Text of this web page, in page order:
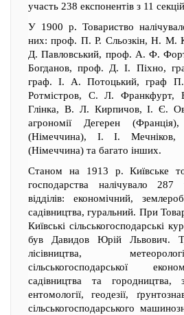
участь 238 експонентів з 11
У 1900 р. Товариство
них: проф. П. Р. Сльозкін, Н. М.
Д. Павловський, проф. А. Ф.
Богданов, проф. Д. І. Піхно,
граф. І. А. Потоцький, граф
Ротмістров, С. Л.
Глінка, В. Л. Кирпичов, І. Є.
агрономії Дегерен
(Німеччина), І. І.
(Німеччина) та багато інших.
Станом на 1913 р. Київське
господарства налічувало
відділів: економічний,
садівництва, гуральний. При
Київські сільськогосподарські
був Давидов Юрій Львович.
лісівництва,
сільськогосподарської
садівництва та городництва,
ентомології, геодезії,
сільськогосподарського